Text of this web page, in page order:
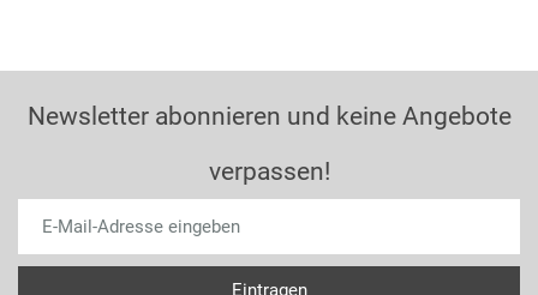
Newsletter abonnieren und keine Angebote
verpassen!